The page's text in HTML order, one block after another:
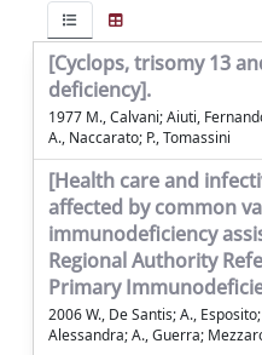
[Cyclops, trisomy 13
deficiency].
1977 M., Calvani; Aiuti,
A., Naccarato; P., Tomassini
[Health care and
affected by common
immunodeficiency
Regional Authority
Primary
2006 W., De Santis; A.,
Alessandra; A., Guerra;